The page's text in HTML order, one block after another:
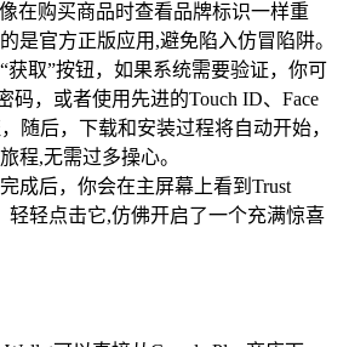
在购买商品时查看品牌标识一样重
是官方正版应用,避免陷入仿冒陷阱。
获取”按钮，如果系统需要验证，你可
码，或者使用先进的Touch ID、Face
随后，下载和安装过程将自动开始，
程,无需过多操心。
成后，你会在主屏幕上看到Trust
轻轻点击它,仿佛开启了一个充满惊喜